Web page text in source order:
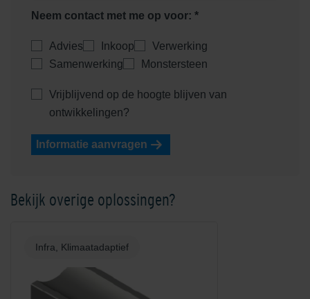
Neem contact met me op voor: *
Advies Inkoop
Verwerking
Samenwerking
Monstersteen
Vrijblijvend op de hoogte blijven van
ontwikkelingen?
Informatie aanvragen
Bekijk overige oplossingen?
Infra, Klimaatadaptief